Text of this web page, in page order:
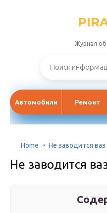
Журнал
Автомобили Ремонт
Home Не заводится ваз
Не заводится